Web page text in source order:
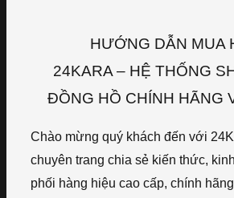
HƯỚNG DẪN MUA
24KARA – HỆ THỐNG
ĐỒNG HỒ CHÍNH HÃNG
Chào mừng quý khách đến với
chuyên trang chia sẻ kiến thức,
phối hàng hiệu cao cấp, chính